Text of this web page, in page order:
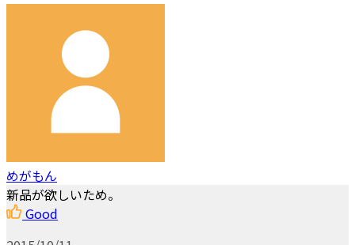
めがもん
新品が欲しいため。
Good